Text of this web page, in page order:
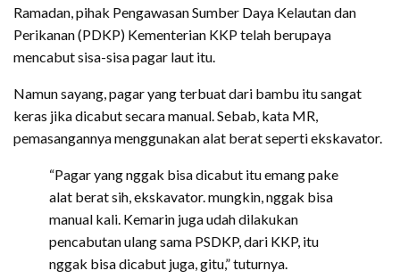
Ramadan, pihak Pengawasan Sumber Daya Kelautan dan
Perikanan (PDKP) Kementerian KKP telah berupaya
mencabut sisa-sisa pagar laut itu.
Namun sayang, pagar yang terbuat dari bambu itu sangat
keras jika dicabut secara manual. Sebab, kata MR,
pemasangannya menggunakan alat berat seperti ekskavator.
“Pagar yang nggak bisa dicabut itu emang pake
alat berat sih, ekskavator. mungkin, nggak bisa
manual kali. Kemarin juga udah dilakukan
pencabutan ulang sama PSDKP, dari KKP, itu
nggak bisa dicabut juga, gitu,” tuturnya.